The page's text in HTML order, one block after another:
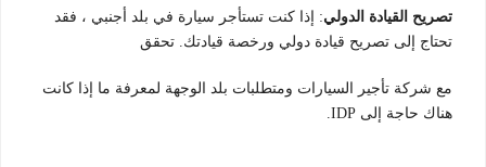
تصريح القيادة الدولي: إذا كنت تستأجر سيارة في بلد أجنبي ، فقد
تحتاج إلى تصريح قيادة دولي ورخصة قيادتك. تحقق
مع شركة تأجير السيارات ومتطلبات بلد الوجهة لمعرفة ما إذا كانت
هناك حاجة إلى IDP.